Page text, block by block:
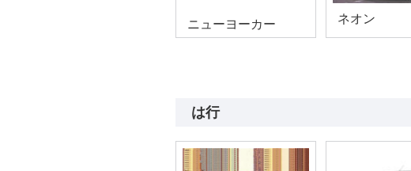
ニューヨーカー ネオン
は行